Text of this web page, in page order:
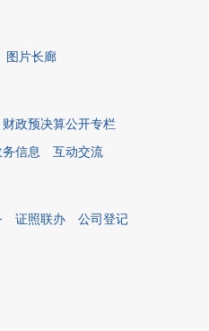
图片长廊
财政预决算公开专栏
务信息 互动交流
证照联办
公司登记